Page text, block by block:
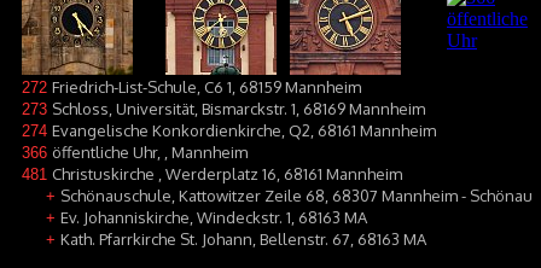
272 Friedrich-List-Schule, C6 1, 68159 Mannheim
273 Schloss, Universität, Bismarckstr. 1, 68169 Mannheim
274 Evangelische Konkordienkirche, Q2, 68161 Mannheim
366 öffentliche Uhr, , Mannheim
481 Christuskirche , Werderplatz 16, 68161 Mannheim
+ Schönauschule, Kattowitzer Zeile 68, 68307 Mannheim - Schönau
+ Ev. Johanniskirche, Windeckstr. 1, 68163 MA
+ Kath. Pfarrkirche St. Johann, Bellenstr. 67, 68163 MA